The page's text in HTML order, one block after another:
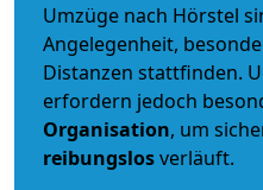
Umzüge nach Hörstel
Angelegenheit,
Distanzen stattfinden.
erfordern jedoch
Organisation, um
reibungslosverläuft.